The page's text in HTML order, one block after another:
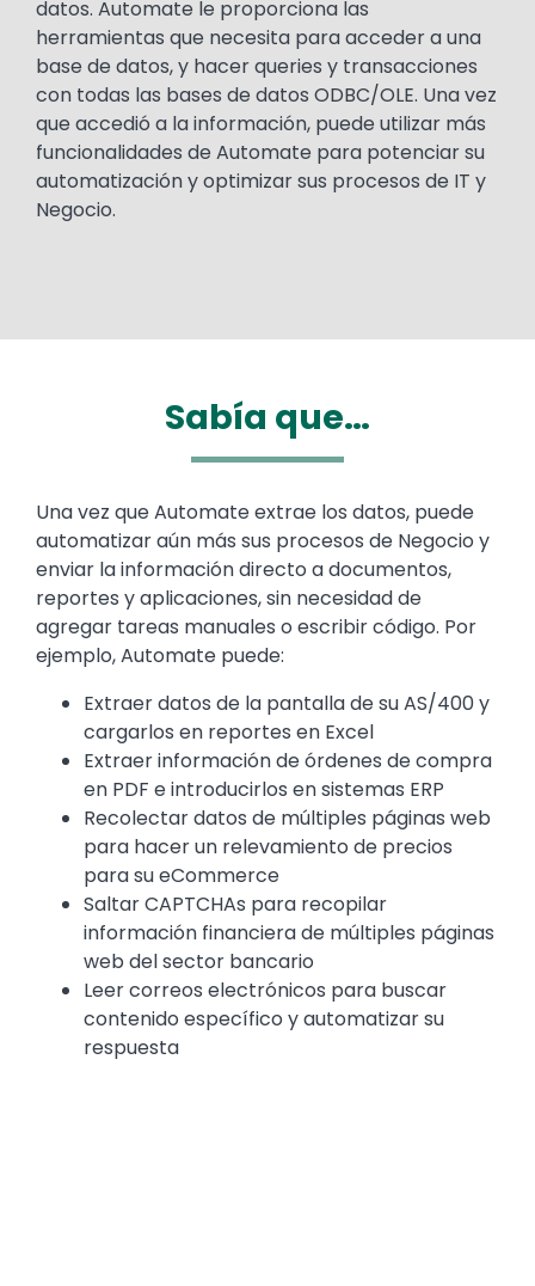
datos. Automate le proporciona las
herramientas que necesita para acceder a una
base de datos, y hacer queries y transacciones
con todas las bases de datos ODBC/OLE. Una vez
que accedió a la información, puede utilizar más
funcionalidades de Automate para potenciar su
automatización y optimizar sus procesos de IT y
Negocio.
Sabía que…
Text
Una vez que Automate extrae los datos, puede
automatizar aún más sus procesos de Negocio y
enviar la información directo a documentos,
reportes y aplicaciones, sin necesidad de
agregar tareas manuales o escribir código. Por
ejemplo, Automate puede:
Extraer datos de la pantalla de su AS/400 y
cargarlos en reportes en Excel
Extraer información de órdenes de compra
en PDF e introducirlos en sistemas ERP
Recolectar datos de múltiples páginas web
para hacer un relevamiento de precios
para su eCommerce
Saltar CAPTCHAs para recopilar
información financiera de múltiples páginas
web del sector bancario
Leer correos electrónicos para buscar
contenido específico y automatizar su
respuesta